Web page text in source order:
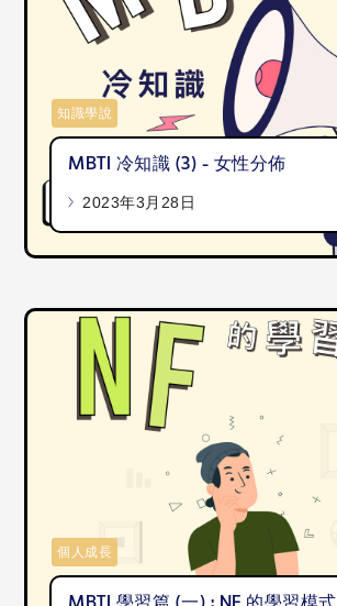
MBTI 冷知識 (3) - 女性分佈
2023年3月28日
知識學說
個人成長